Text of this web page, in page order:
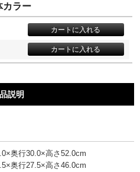
カラー
説明
奥行30.0×高さ52.0cm
奥行27.5×高さ46.0cm